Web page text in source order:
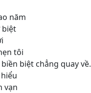
năm
biệt
tôi
biệt chẳng quay về.
vạn